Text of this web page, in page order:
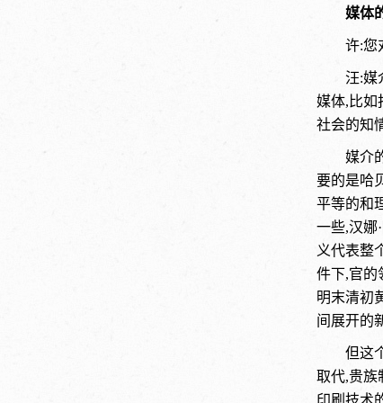
媒体
许:您
汪:媒
媒体,比如
社会的知
媒介
要的是哈
平等的和
一些,汉娜
义代表整
件下,官的
明末清初
间展开的
但这
取代,贵
印刷技术